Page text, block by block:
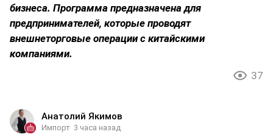
бизнеса. Программа предназначена для
предпринимателей, которые проводят
внешнеторговые операции с китайскими
компаниями.
37
Анатолий Якимов
Импорт 3 часа назад